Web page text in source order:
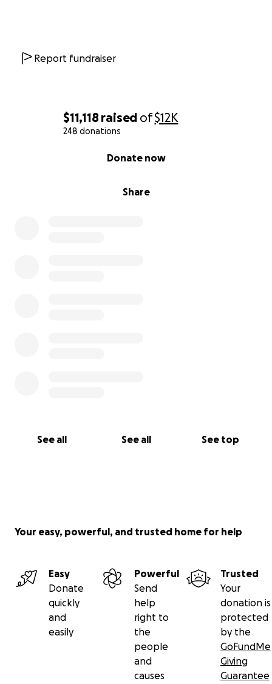
$11,118 raised of$12K
248 donations
Share
Donate now
See all See all See top
Report fundraiser
Your easy, powerful, and trusted home for help
Easy
Donate
quickly
and
easily
Powerful
Send
help
right to
the
people
and
causes
Trusted
Your
donation is
protected
by the
GoFundMe
Giving
Guarantee